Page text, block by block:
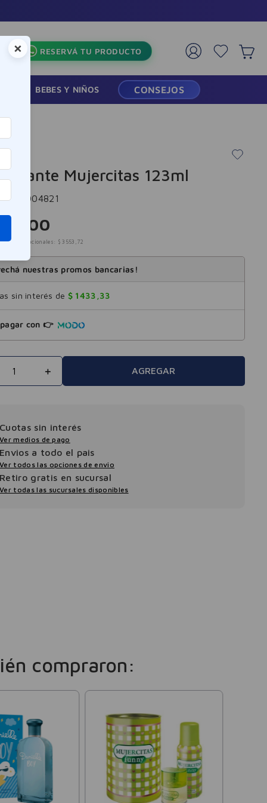
RESERVÁ TU PRODUCTO
BEBES Y NIÑOS CONSEJOS
Mujercitas 123ml
8004821
00
nacionales: $ 3553 , 72
nuestras promos bancarias!
sin interés de $ 1433 ,33
con 👉
＋ AGREGAR
Cuotas sin interés
Ver medios de pago
Envios a todo el pais
Ver todos las opciones de envio
Retiro gratis en sucursal
Ver todas las sucursales disponibles
compraron:
×